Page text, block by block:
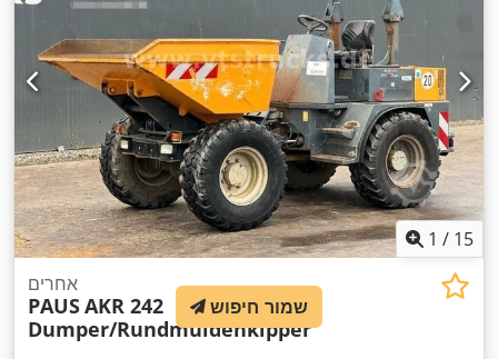
1 / 15
אחרים
PAUSAKR 242
Dumper/Rundmuldenkipper
שמור חיפוש